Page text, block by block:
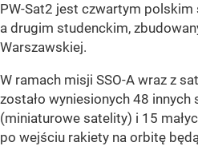
PW-Sat2 jest czwartym
a drugim studenckim,
Warszawskiej.
W ramach misji SSO-A wraz z
zostało wyniesionych 48
(miniaturowe satelity) i 15
po wejściu rakiety na orbitę